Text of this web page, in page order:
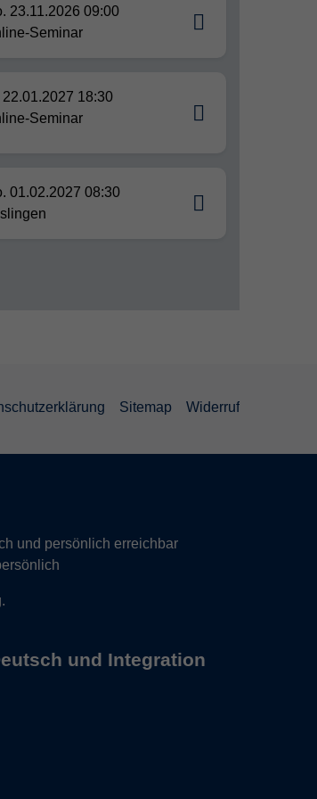
23.11.2026 09:00
Seminar
22.01.2027 18:30
Seminar
01.02.2027 08:30
Sitemap Widerruf
und persönlich erreichbar
und Integration